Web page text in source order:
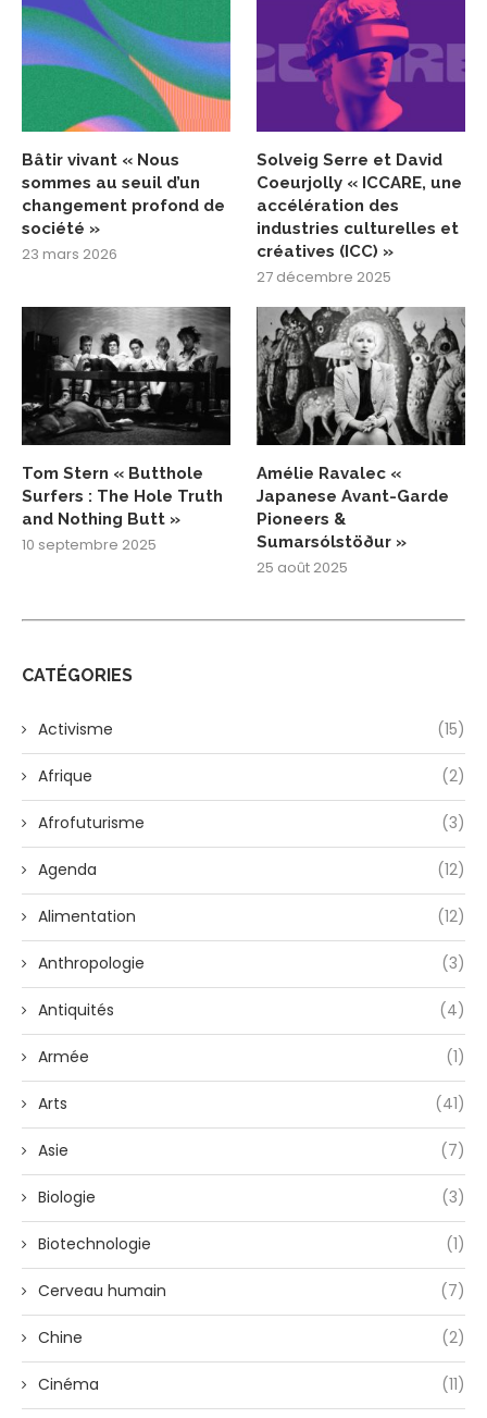
Bâtir vivant « Nous
sommes au seuil d’un
changement profond de
société »
23 mars 2026
Solveig Serre et David
Coeurjolly « ICCARE, une
accélération des
industries culturelles et
créatives (ICC) »
27 décembre 2025
Tom Stern « Butthole
Surfers : The Hole Truth
and Nothing Butt »
10 septembre 2025
Amélie Ravalec «
Japanese Avant-Garde
Pioneers &
Sumarsólstöður »
25 août 2025
CATÉGORIES
Activisme (15)
Afrique (2)
Afrofuturisme (3)
Agenda (12)
Alimentation (12)
Anthropologie (3)
Antiquités (4)
Armée (1)
Arts (41)
Asie (7)
Biologie (3)
Biotechnologie (1)
Cerveau humain (7)
Chine (2)
Cinéma (11)